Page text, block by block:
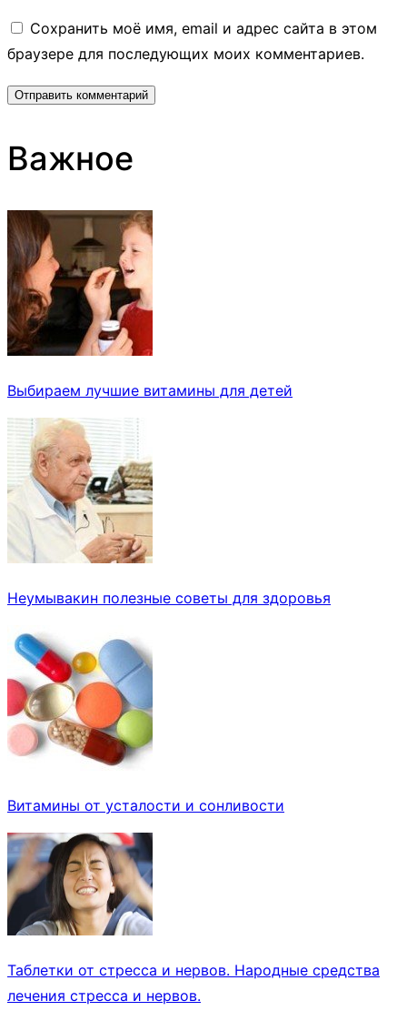
Сохранить моё имя, email и адрес сайта в этом
браузере для последующих моих комментариев.
Важное
Выбираем лучшие витамины для детей
Неумывакин полезные советы для здоровья
Витамины от усталости и сонливости
Таблетки от стресса и нервов. Народные средства
лечения стресса и нервов.